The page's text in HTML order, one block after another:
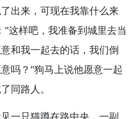
出来， 可现在我靠什么来
"这样吧， 我准备到城里去当
和我一起去的话， 我们倒
吗？ "狗马上说他愿意一起
同路人。
一只猫蹲在路中央， 一副